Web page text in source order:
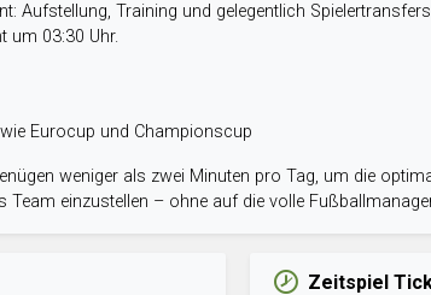
Aufstellung, Training und gelegentlich
um 03:30 Uhr.
Eurocup und Championscup
weniger als zwei Minuten pro Tag, um die
Team einzustellen – ohne auf die volle
Zeitspiel